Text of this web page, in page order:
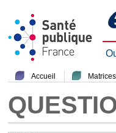
Accueil Matrices